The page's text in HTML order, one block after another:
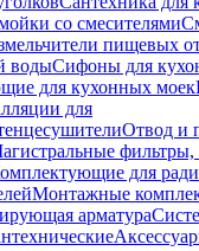
со смесителями
пищевых
водыСифоны для
для кухонных моек
для
Отвод и
фильтры,
для
Монтажные
арматура